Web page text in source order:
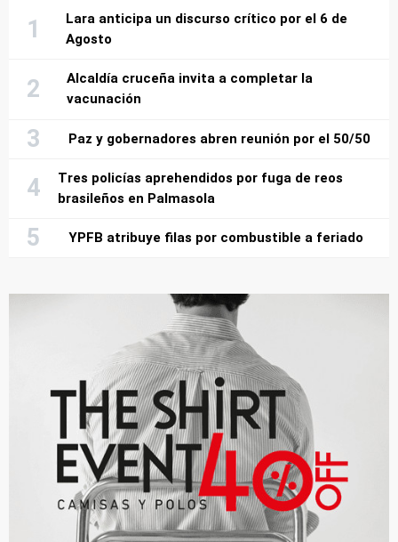
Lara anticipa un discurso crítico por el 6 de
Agosto
Alcaldía cruceña invita a completar la
vacunación
Paz y gobernadores abren reunión por el 50/50
Tres policías aprehendidos por fuga de reos
brasileños en Palmasola
YPFB atribuye filas por combustible a feriado